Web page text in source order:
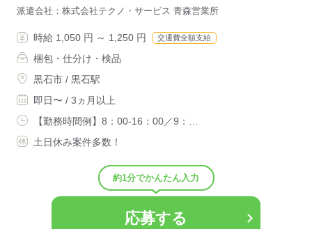
派遣会社 株式会社テクノ・サービス 青森営業所
時給 1,050 円 ～ 1,250 円 交通費全額支給
梱包・仕分け・検品
黒石市 / 黒石駅
即日〜 / 3ヵ月以上
【勤務時間例】8：00-16：00／9：…
土日休み案件多数！
約1分でかんたん入力
応募する